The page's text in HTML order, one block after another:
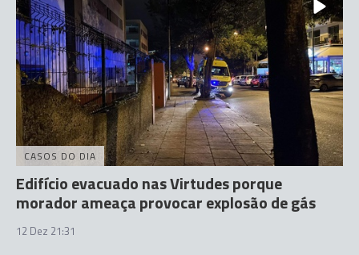
CASOS DO DIA
Edifício evacuado nas Virtudes porque
morador ameaça provocar explosão de gás
12 Dez 21:31